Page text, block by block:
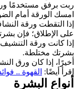
ربت برفق مستخدمًا
امسك الورقة أمام
إذا التقطت ورقة
على الإطلاق؛ فإن
إذا كانت ورقة
بشرتك مختلطة.
أخيرًا، إذا كان ورق
اقرأ أيضًا: القهوة ..
أنواع البشرة